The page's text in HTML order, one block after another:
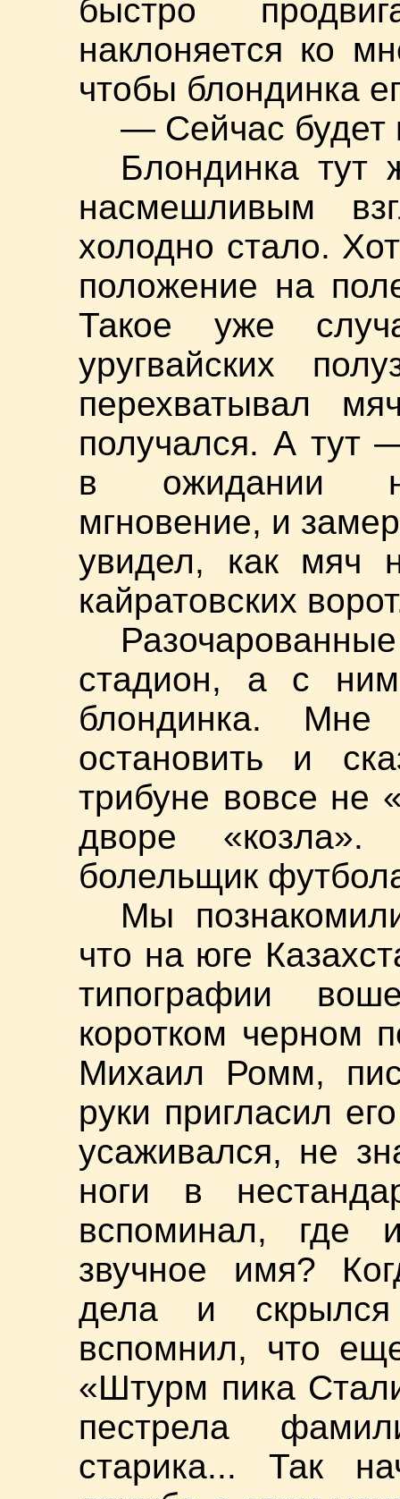
быстро
наклоняется ко
чтобы блондинка
— Сейчас будет
Блондинка тут
насмешливым
холодно стало.
положение на
Такое уже
уругвайских
перехватывал
получался. А тут
в ожидании
мгновение, и
увидел, как мяч
кайратовских
стадион, а с
блондинка. Мне
остановить и
трибуне вовсе не
дворе
болельщик
Мы
что на юге
типографии
коротком черном
Михаил Ромм,
руки пригласил
усаживался, не
ноги в
вспоминал,
звучное имя?
дела и
вспомнил, что
«Штурм пика
пестрела
старика... Так